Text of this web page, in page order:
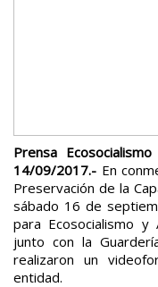
Prensa
14/09/2017.- En
Preservación de la
sábado 16 de
para Ecosocialismo
junto con la
realizaron un
entidad.